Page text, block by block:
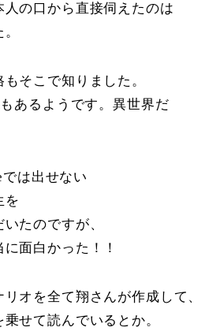
人の口から直接伺えたのは
そこで知りました。
あるようです。異世界だ
は出せない
を
たのですが、
面白かった！！
オを全て翔さんが作成して、
せて読んでいるとか。